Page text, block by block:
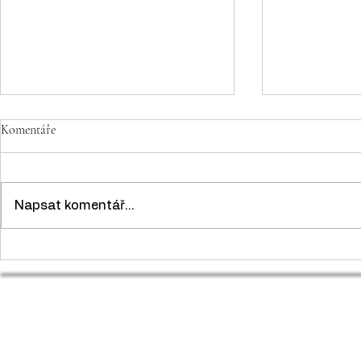
a parkováním | Premantura, Istrie
terasou,
Komentáře
Napsat komentář...